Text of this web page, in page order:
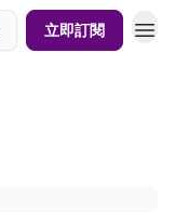
立即訂閱